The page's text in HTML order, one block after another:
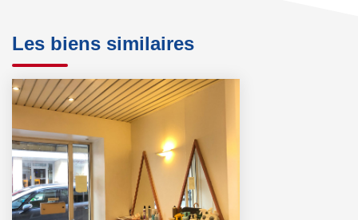
Les biens similaires